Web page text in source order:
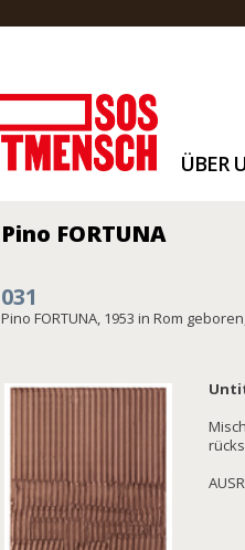
ÜBER
Pino FORTUNA
031
Pino FORTUNA, 1953 in Rom